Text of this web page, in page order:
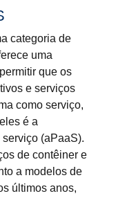
categoria de
uma
que os
e serviços
como serviço,
é a
(aPaaS).
de contêiner e
a modelos de
últimos anos,